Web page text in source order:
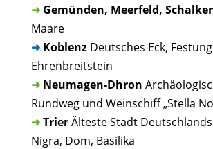
➜Gemünden, Meerfeld,
Maare
➜KoblenzDeutsches Eck, Festung
Ehrenbreitstein
➜Neumagen-Dhron
Rundweg und Weinschiff „Stella
➜TrierÄlteste Stadt
Nigra, Dom, Basilika